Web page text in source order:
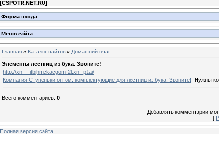
[CSPOTR.NET.RU]
Форма входа
Меню сайта
Главная » Каталог сайтов » Домашний очаг
Элементы лестниц из бука. Звоните!
http://xn----itbjhmckacgomif2l.xn--p1ai/
Компания Ступеньки оптом: комплектующие для лестниц из бука. Звоните!- Нужны
Всего комментариев: 0
Добавлять комментарии
[
Полная версия сайта